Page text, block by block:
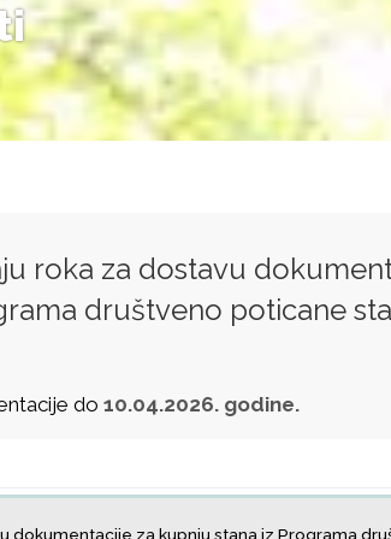
roka za dostavu
društveno poticane
do 10.04.2026. godine.
dokumentacije za kupnju stana iz Programa